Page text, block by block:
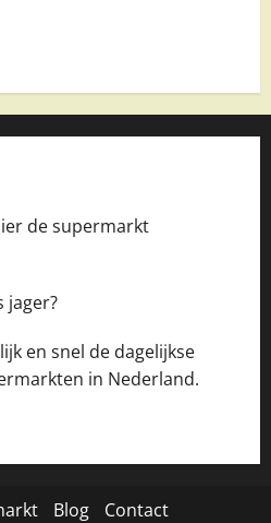
de supermarkt
jager?
en snel de dagelijkse
in Nederland.
Blog Contact